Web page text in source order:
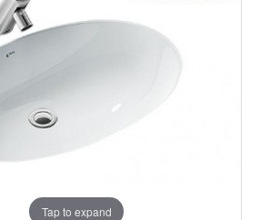
Tap to expand
Tap to expand